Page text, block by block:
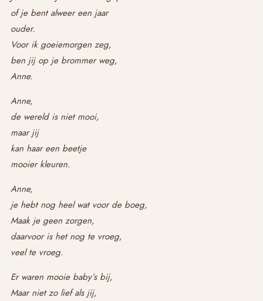
of je bent alweer een jaar
ouder.
Voor ik goeiemorgen zeg,
ben jij op je brommer weg,
Anne.
Anne,
de wereld is niet mooi,
maar jij
kan haar een beetje
mooier kleuren.
Anne,
je hebt nog heel wat voor de boeg,
Maak je geen zorgen,
daarvoor is het nog te vroeg,
veel te vroeg.
Er waren mooie baby’s bij,
Maar niet zo lief als jij,